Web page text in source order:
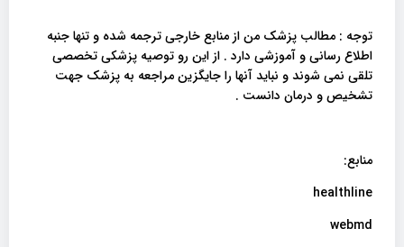
توجه : مطالب پزشک من از منابع خارجی ترجمه شده و تنها جنبه
اطلاع رسانی و آموزشی دارد . از این رو توصیه پزشکی تخصصی
تلقی نمی شوند و نباید آنها را جایگزین مراجعه به پزشک جهت
تشخیص و درمان دانست .
منابع:
healthline
webmd